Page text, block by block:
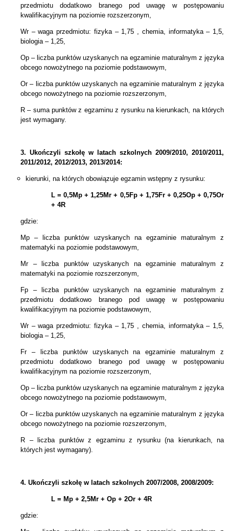
przedmiotu dodatkowo branego pod uwagę w postępowaniu
kwalifikacyjnym na poziomie rozszerzonym,
Wr – waga przedmiotu: fizyka – 1,75 , chemia, informatyka – 1,5,
biologia – 1,25,
Op – liczba punktów uzyskanych na egzaminie maturalnym z języka
obcego nowożytnego na poziomie podstawowym,
Or – liczba punktów uzyskanych na egzaminie maturalnym z języka
obcego nowożytnego na poziomie rozszerzonym,
R – suma punktów z egzaminu z rysunku na kierunkach, na których
jest wymagany.
3. Ukończyli szkołę w latach szkolnych 2009/2010, 2010/2011,
2011/2012, 2012/2013, 2013/2014:
kierunki, na których obowiązuje egzamin wstępny z rysunku:
L = 0,5Mp + 1,25Mr + 0,5Fp + 1,75Fr+ 0,25Op + 0,75Or
+ 4R
gdzie:
Mp – liczba punktów uzyskanych na egzaminie maturalnym z
matematyki na poziomie podstawowym,
Mr – liczba punktów uzyskanych na egzaminie maturalnym z
matematyki na poziomie rozszerzonym,
Fp – liczba punktów uzyskanych na egzaminie maturalnym z
przedmiotu dodatkowo branego pod uwagę w postępowaniu
kwalifikacyjnym na poziomie podstawowym,
Wr – waga przedmiotu: fizyka – 1,75 , chemia, informatyka – 1,5,
biologia – 1,25,
Fr – liczba punktów uzyskanych na egzaminie maturalnym z
przedmiotu dodatkowo branego pod uwagę w postępowaniu
kwalifikacyjnym na poziomie rozszerzonym,
Op – liczba punktów uzyskanych na egzaminie maturalnym z języka
obcego nowożytnego na poziomie podstawowym,
Or – liczba punktów uzyskanych na egzaminie maturalnym z języka
obcego nowożytnego na poziomie rozszerzonym,
R – liczba punktów z egzaminu z rysunku (na kierunkach, na
których jest wymagany).
4. Ukończyli szkołę w latach szkolnych 2007/2008, 2008/2009:
L = Mp + 2,5Mr + Op + 2Or + 4R
gdzie: